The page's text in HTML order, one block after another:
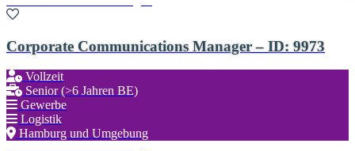
Corporate Communications Manager – ID: 9973
Vollzeit
Senior (>6 Jahren BE)
Gewerbe
Logistik
Hamburg und Umgebung